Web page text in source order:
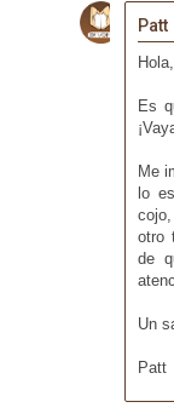
Patt
Es
Me
lo
otro
de
Un
Patt